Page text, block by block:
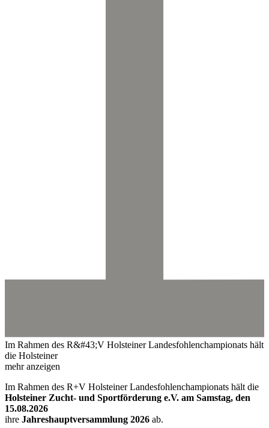
Im Rahmen des R&#43;V Holsteiner Landesfohlenchampionats hält
die Holsteiner
mehr anzeigen
Im Rahmen des R+V Holsteiner Landesfohlenchampionats hält die
Holsteiner Zucht- und Sportförderung e.V. am Samstag, den
15.08.2026
ihre Jahreshauptversammlung 2026 ab.